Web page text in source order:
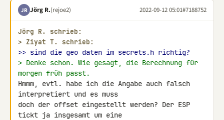
JR Jörg R.(rejoe2) 2022-09-12 05:01#7188752
Jörg R. schrieb:
> Ziyat T. schrieb:
>> sind die geo daten im secrets.h richtig?
> Denke schon. Wie gesagt, die Berechnung für
morgen früh passt.
Hmmm, evtl. habe ich die Angabe auch falsch
interpretiert und es muss
doch der offset eingestellt werden? Der ESP
tickt ja insgesamt um eine